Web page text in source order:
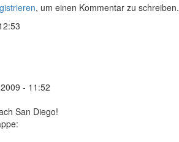
, um einen Kommentar zu schreiben.
- 11:52
San Diego!